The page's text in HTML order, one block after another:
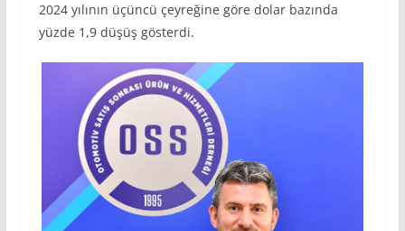
2024 yılının üçüncü çeyreğine göre dolar bazında
yüzde 1,9 düşüş gösterdi.